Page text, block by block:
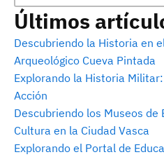
Últimos
Descubriendo la Historia en
Arqueológico Cueva Pintada
Explorando la Historia
Acción
Descubriendo los Museos
Cultura en la Ciudad Vasca
Explorando el Portal de